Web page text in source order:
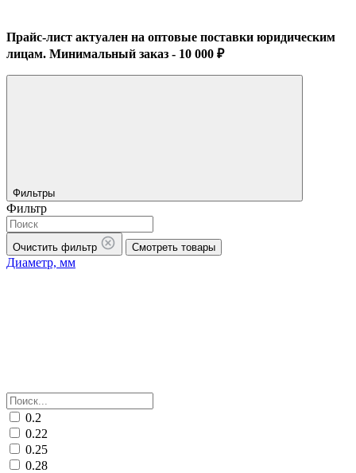
Прайс-лист актуален на оптовые поставки юридическим
лицам. Минимальный заказ - 10 000 ₽
Фильтры
Фильтр
Очистить фильтр Смотреть товары
Диаметр, мм
0.2
0.22
0.25
0.28